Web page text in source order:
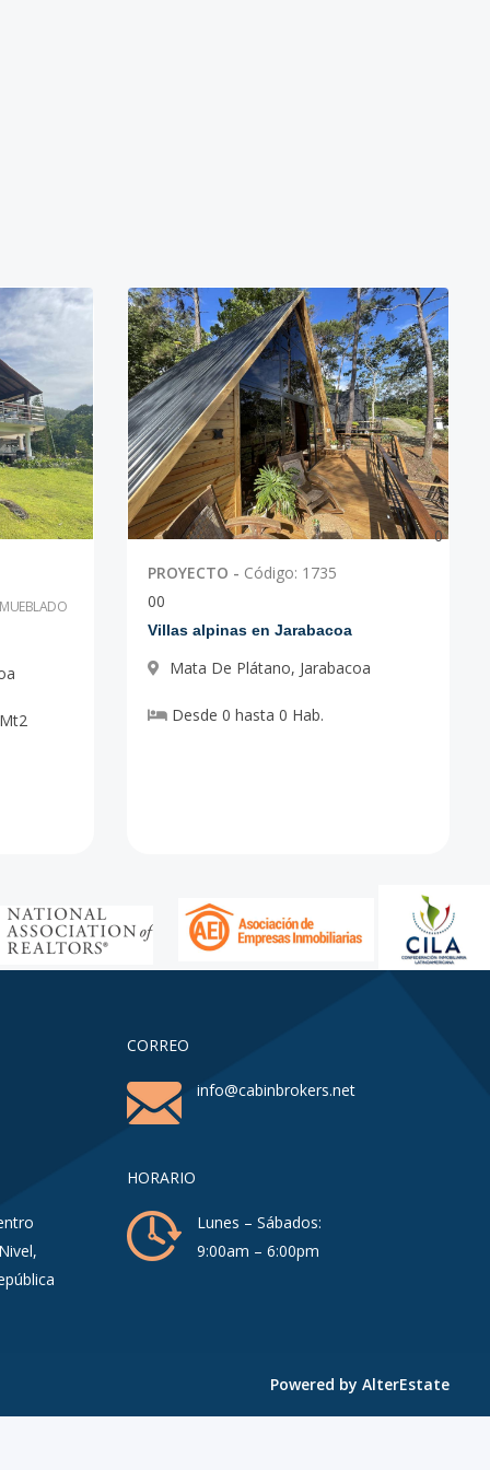
Mt2
0
PROYECTO - Código: 1735
00
Villas alpinas en Jarabacoa
Mata De Plátano, Jarabacoa
Desde 0 hasta 0 Hab.
CORREO
info@cabinbrokers.net
HORARIO
Lunes – Sábados:
9:00am – 6:00pm
Powered by AlterEstate